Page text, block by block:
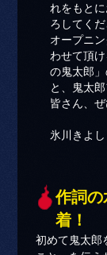
れをもと
ろしてくだ
オープニ
わせて頂
の鬼太郎
と、鬼太
皆さん、ぜ
氷川きよし
作詞の
着！
初めて鬼太郎